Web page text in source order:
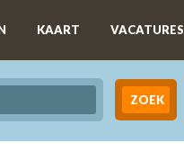
KAART VACATURES